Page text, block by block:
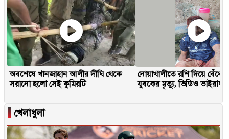
অবশেষে খানজাহান আলীর দীঘি থেকে
সরানো হলো সেই কুমিরটি
নোয়াখালীতে রশি দিয়ে বেঁধে
যুবকের মৃত্যু, ভিডিও ভাইরাল
▐ খেলাধুলা